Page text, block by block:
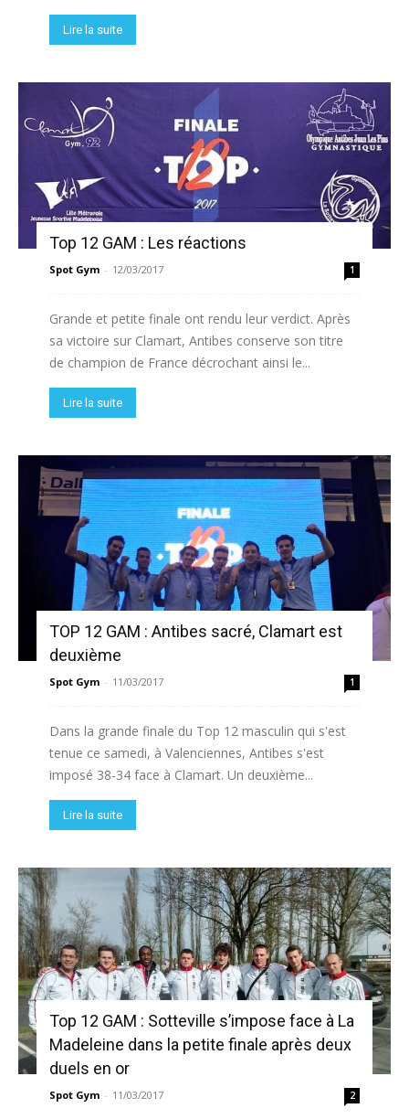
Lire la suite
Top 12 GAM : Les réactions
Spot Gym - 12/03/2017 1
Grande et petite finale ont rendu leur verdict. Après
sa victoire sur Clamart, Antibes conserve son titre
de champion de France décrochant ainsi le...
Lire la suite
TOP 12 GAM : Antibes sacré, Clamart est
deuxième
Spot Gym - 11/03/2017 1
Dans la grande finale du Top 12 masculin qui s'est
tenue ce samedi, à Valenciennes, Antibes s'est
imposé 38-34 face à Clamart. Un deuxième...
Lire la suite
Top 12 GAM : Sotteville s’impose face à La
Madeleine dans la petite finale après deux
duels en or
Spot Gym - 11/03/2017 2